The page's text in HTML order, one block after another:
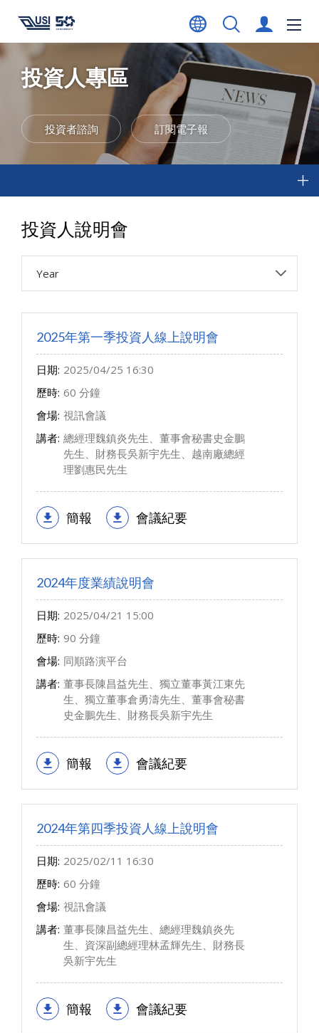
投資人專區
投資者諮詢 訂閱電子報
投資人說明會
Year
2025年第一季投資人線上說明會
日期: 2025/04/25 16:30
歷時: 60 分鐘
會場: 視訊會議
講者: 總經理魏鎮炎先生、董事會秘書史金鵬
先生、財務長吳新宇先生、越南廠總經
理劉惠民先生
簡報 會議紀要
2024年度業績說明會
日期: 2025/04/21 15:00
歷時: 90 分鐘
會場: 同順路演平台
講者: 董事長陳昌益先生、獨立董事黃江東先
生、獨立董事倉勇濤先生、董事會秘書
史金鵬先生、財務長吳新宇先生
簡報 會議紀要
2024年第四季投資人線上說明會
日期: 2025/02/11 16:30
歷時: 60 分鐘
會場: 視訊會議
講者: 董事長陳昌益先生、總經理魏鎮炎先
生、資深副總經理林孟輝先生、財務長
吳新宇先生
簡報 會議紀要